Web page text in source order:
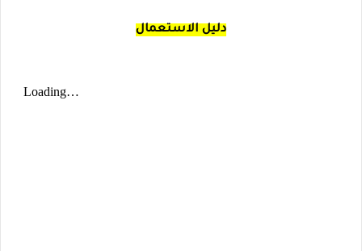
دليل الاستعمال